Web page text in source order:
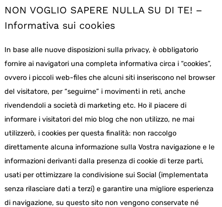
NON VOGLIO SAPERE NULLA SU DI TE! –
Informativa sui cookies
In base alle nuove disposizioni sulla privacy, è obbligatorio
fornire ai navigatori una completa informativa circa i “cookies”,
ovvero i piccoli web-files che alcuni siti inseriscono nel browser
del visitatore, per “seguirne” i movimenti in reti, anche
rivendendoli a società di marketing etc. Ho il piacere di
informare i visitatori del mio blog che non utilizzo, ne mai
utilizzerò, i cookies per questa finalità: non raccolgo
direttamente alcuna informazione sulla Vostra navigazione e le
informazioni derivanti dalla presenza di cookie di terze parti,
usati per ottimizzare la condivisione sui Social (implementata
senza rilasciare dati a terzi) e garantire una migliore esperienza
di navigazione, su questo sito non vengono conservate né